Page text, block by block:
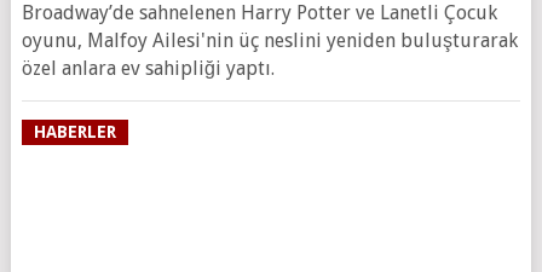
Broadway’de sahnelenen Harry Potter ve Lanetli Çocuk
oyunu, Malfoy Ailesi'nin üç neslini yeniden buluşturarak
özel anlara ev sahipliği yaptı.
HABERLER